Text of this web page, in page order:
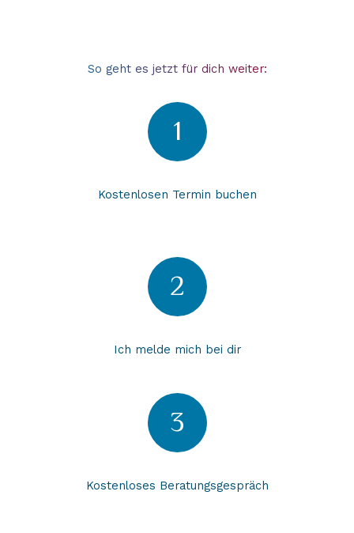
So geht es jetzt für dich weiter:
1
Kostenlosen Termin buchen
2
Ich melde mich bei dir
3
Kostenloses Beratungsgespräch